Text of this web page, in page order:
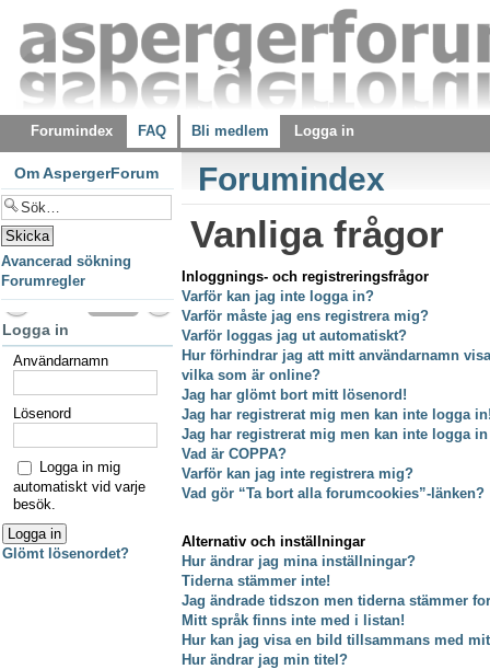
Forumindex FAQ Bli medlem Logga in
Forumindex
Vanliga frågor
Inloggnings- och registreringsfrågor
Varför kan jag inte logga in?
Varför måste jag ens registrera mig?
Varför loggas jag ut automatiskt?
Hur förhindrar jag att mitt användarnamn
vilka som är online?
Jag har glömt bort mitt lösenord!
Jag har registrerat mig men kan inte logga
Jag har registrerat mig men kan inte logga
Vad är COPPA?
Varför kan jag inte registrera mig?
Vad gör “Ta bort alla forumcookies”-länken?
Alternativ och inställningar
Hur ändrar jag mina inställningar?
Tiderna stämmer inte!
Jag ändrade tidszon men tiderna stämmer
Mitt språk finns inte med i listan!
Hur kan jag visa en bild tillsammans med
Hur ändrar jag min titel?
Om AspergerForum
Avancerad sökning
Forumregler
Logga in
Användarnamn
Lösenord
Logga in mig
automatiskt vid varje
besök.
Glömt lösenordet?